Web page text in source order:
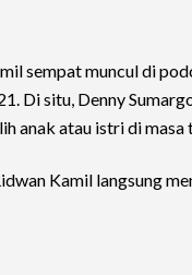
sempat muncul di
Di situ, Denny
anak atau istri di masa
Kamil langsung